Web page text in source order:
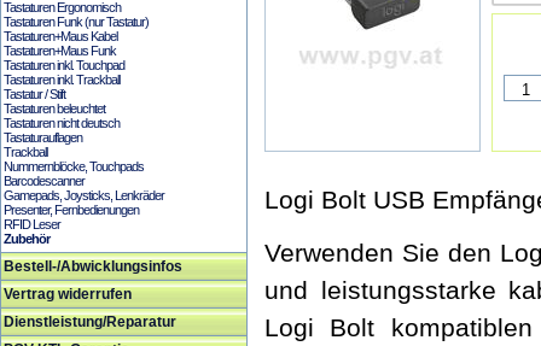
Tastaturen Ergonomisch
Tastaturen Funk (nur Tastatur)
Tastaturen+Maus Kabel
Tastaturen+Maus Funk
Tastaturen inkl. Touchpad
Tastaturen inkl. Trackball
Tastatur / Stift
Tastaturen beleuchtet
Tastaturen nicht deutsch
Tastaturauflagen
Trackball
Nummernblöcke, Touchpads
Barcodescanner
Gamepads, Joysticks, Lenkräder
Presenter, Fernbedienungen
RFID Leser
Zubehör
Bestell-/Abwicklungsinfos
Vertrag widerrufen
Dienstleistung/Reparatur
Logi Bolt USB
Verwenden Sie den
und leistungsstarke
Logi Bolt